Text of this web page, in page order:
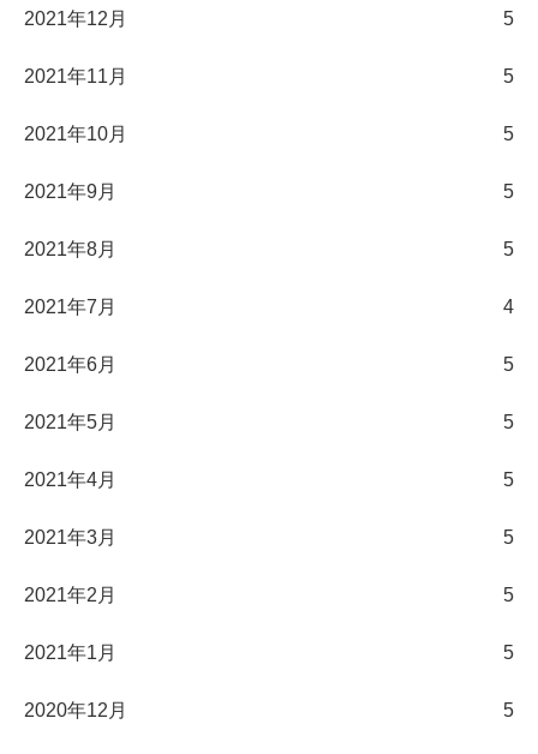
2021年12月 5
2021年11月 5
2021年10月 5
2021年9月 5
2021年8月 5
2021年7月 4
2021年6月 5
2021年5月 5
2021年4月 5
2021年3月 5
2021年2月 5
2021年1月 5
2020年12月 5